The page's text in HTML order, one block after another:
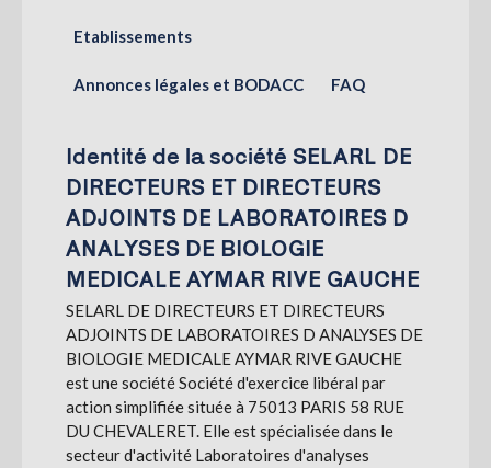
Etablissements
Annonces légales et BODACC FAQ
Identité de la société SELARL DE
DIRECTEURS ET DIRECTEURS
ADJOINTS DE LABORATOIRES D
ANALYSES DE BIOLOGIE
MEDICALE AYMAR RIVE GAUCHE
SELARL DE DIRECTEURS ET DIRECTEURS
ADJOINTS DE LABORATOIRES D ANALYSES DE
BIOLOGIE MEDICALE AYMAR RIVE GAUCHE
est une société Société d'exercice libéral par
action simplifiée située à 75013 PARIS 58 RUE
DU CHEVALERET. Elle est spécialisée dans le
secteur d'activité Laboratoires d'analyses